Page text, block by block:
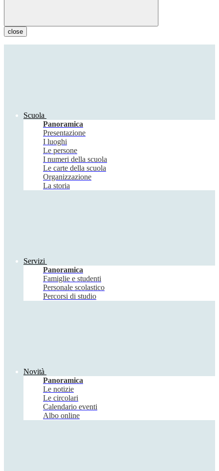
close
Scuola
Panoramica
Presentazione
I luoghi
Le persone
I numeri della scuola
Le carte della scuola
Organizzazione
La storia
Servizi
Panoramica
Famiglie e studenti
Personale scolastico
Percorsi di studio
Novità
Panoramica
Le notizie
Le circolari
Calendario eventi
Albo online